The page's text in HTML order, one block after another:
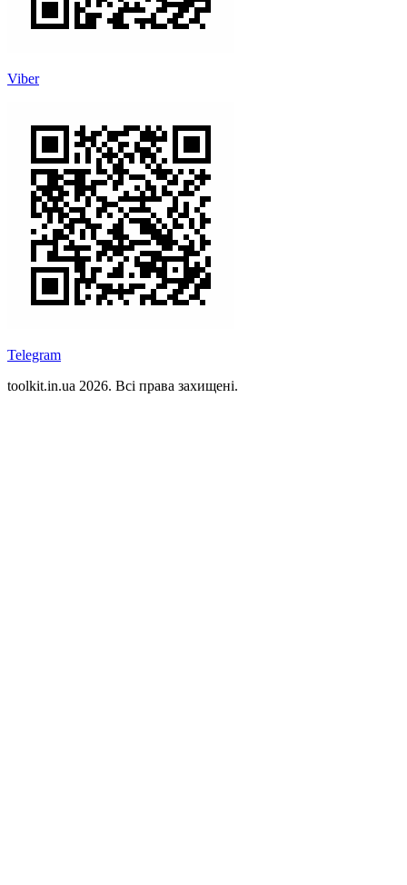
Viber
Telegram
toolkit.in.ua 2026. Всі права захищені.